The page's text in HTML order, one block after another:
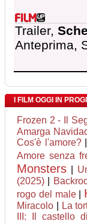
Trailer,
Anteprima,
I FILM OGGI IN
Frozen 2 - Il
Amarga
Cos'è l'amore?|
Amore senza
Monsters
(2025)
rogo del male|
Miracolo
La
III: Il castello